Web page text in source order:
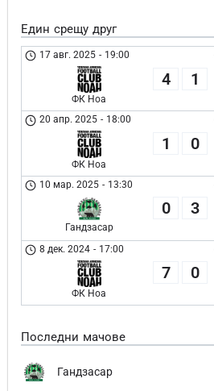
Един срещу друг
17 авг. 2025 - 19:00
ФК Ноа
4 1
20 апр. 2025 - 18:00
ФК Ноа
1 0
10 мар. 2025 - 13:30
Гандзасар
0 3
8 дек. 2024 - 17:00
ФК Ноа
7 0
Последни мачове
Гандзасар